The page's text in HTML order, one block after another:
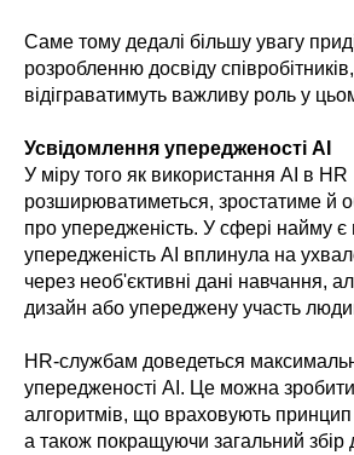
Саме тому дедалі більшу увагу
розробленню досвіду
відіграватимуть важливу роль у
Усвідомлення упередженості AI
У міру того як використання AI в HR
розширюватиметься, зростатиме й
про упередженість. У сфері найму є
упередженість AI вплинула на
через необ'єктивні дані навчання,
дизайн або упереджену участь
HR-службам доведеться
упередженості AI. Це можна
алгоритмів, що враховують принцип
а також покращуючи загальний збір